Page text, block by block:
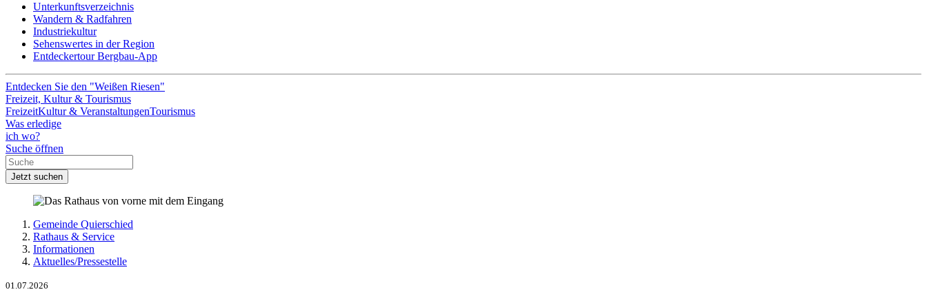
Unterkunftsverzeichnis
Wandern & Radfahren
Industriekultur
Sehenswertes in der Region
Entdeckertour Bergbau-App
Entdecken Sie den "Weißen Riesen"
Freizeit, Kultur & Tourismus
FreizeitKultur & VeranstaltungenTourismus
Was erledige
ich wo?
Suche öffnen
Jetzt suchen
Gemeinde Quierschied
Rathaus & Service
Informationen
Aktuelles/Pressestelle
01.07.2026